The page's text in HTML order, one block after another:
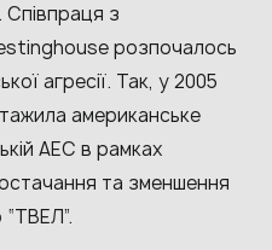
Співпраця з
розпочалось
агресії. Так, у 2005
американське
АЕС в рамках
та зменшення
“ТВЕЛ”.